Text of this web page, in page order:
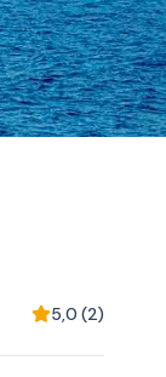
5,0 (2)